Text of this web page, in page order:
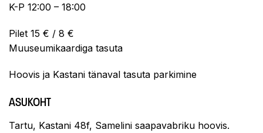
K-P 12:00 – 18:00
Pilet 15 € / 8 €
Muuseumikaardiga tasuta
Hoovis ja Kastani tänaval tasuta parkimine
ASUKOHT
Tartu, Kastani 48f, Samelini saapavabriku hoovis.